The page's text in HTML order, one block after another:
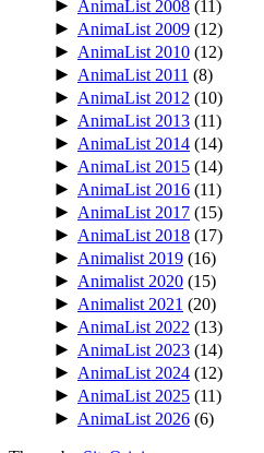
► AnimaList 2008 (11)
► AnimaList 2009 (12)
► AnimaList 2010 (12)
► AnimaList 2011 (8)
► AnimaList 2012 (10)
► AnimaList 2013 (11)
► AnimaList 2014 (14)
► AnimaList 2015 (14)
► AnimaList 2016 (11)
► AnimaList 2017 (15)
► AnimaList 2018 (17)
► Animalist 2019 (16)
► Animalist 2020 (15)
► Animalist 2021 (20)
► AnimaList 2022 (13)
► AnimaList 2023 (14)
► AnimaList 2024 (12)
► AnimaList 2025 (11)
► AnimaList 2026 (6)